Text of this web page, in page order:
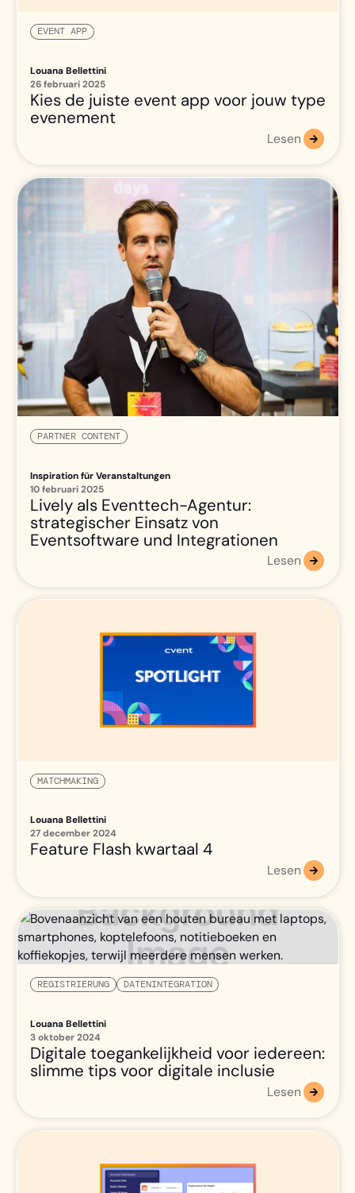
EVENT APP
Louana Bellettini
26 februari 2025
Kies de juiste event app voor jouw type
evenement
Lesen
PARTNER CONTENT
Inspiration für Veranstaltungen
10 februari 2025
Lively als Eventtech-Agentur:
strategischer Einsatz von
Eventsoftware und Integrationen
Lesen
MATCHMAKING
Louana Bellettini
27 december 2024
Feature Flash kwartaal 4
Lesen
REGISTRIERUNG DATENINTEGRATION
Louana Bellettini
3 oktober 2024
Digitale toegankelijkheid voor iedereen:
slimme tips voor digitale inclusie
Lesen